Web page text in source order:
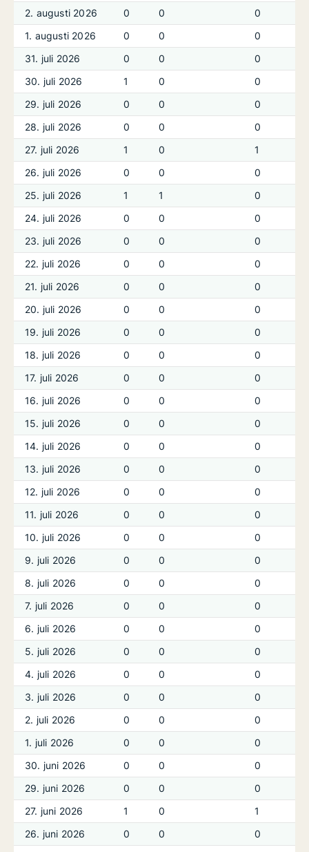
2. augusti 2026
0 0
0
1. augusti 2026
0 0
0
31. juli 2026
0 0
0
30. juli 2026
1 0
0
29. juli 2026
0 0
0
28. juli 2026
0 0
0
27. juli 2026
1 0
1
26. juli 2026
0 0
0
25. juli 2026
1 1
0
24. juli 2026
0 0
0
23. juli 2026
0 0
0
22. juli 2026
0 0
0
21. juli 2026
0 0
0
20. juli 2026
0 0
0
19. juli 2026
0 0
0
18. juli 2026
0 0
0
17. juli 2026
0 0
0
16. juli 2026
0 0
0
15. juli 2026
0 0
0
14. juli 2026
0 0
0
13. juli 2026
0 0
0
12. juli 2026
0 0
0
11. juli 2026
0 0
0
10. juli 2026
0 0
0
9. juli 2026
0 0
0
8. juli 2026
0 0
0
7. juli 2026
0 0
0
6. juli 2026
0 0
0
5. juli 2026
0 0
0
4. juli 2026
0 0
0
3. juli 2026
0 0
0
2. juli 2026
0 0
0
1. juli 2026
0 0
0
30. juni 2026
0 0
0
29. juni 2026
0 0
0
27. juni 2026
1 0
1
26. juni 2026
0 0
0